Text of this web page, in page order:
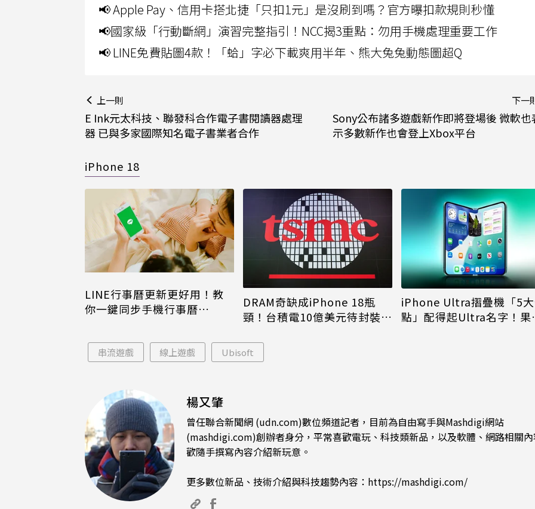
📢 Apple Pay、信用卡搭北捷「只扣1元」是沒刷到嗎？官方曝扣款規則秒懂
📢國家級「行動斷網」演習完整指引！NCC揭3重點：勿用手機處理重要工作
📢 LINE免費貼圖4款！「蛤」字必下載爽用半年、熊大兔兔動態圖超Q
上一則
E Ink元太科技、聯發科合作電子書閱讀器處理
器 已與多家國際知名電子書業者合作
下一
Sony公布諸多遊戲新作即將登場後 微軟也
示多數新作也會登上Xbox平台
iPhone 18
LINE行事曆更新更好用！教
你一鍵同步手機行事曆
DRAM奇缺成iPhone 18瓶
頸！台積電10億美元待封裝晶
iPhone Ultra摺疊機「5
點」配得起Ultra名字！果
串流遊戲 線上遊戲 Ubisoft
楊又肇
曾任聯合新聞網 (udn.com)數位頻道記者，目前為自由寫手與Mashdigi網站
(mashdigi.com)創辦者身分，平常喜歡電玩、科技類新品，以及軟體、網路相關
歡隨手撰寫內容介紹新玩意。
更多數位新品、技術介紹與科技趨勢內容： https://mashdigi.com/